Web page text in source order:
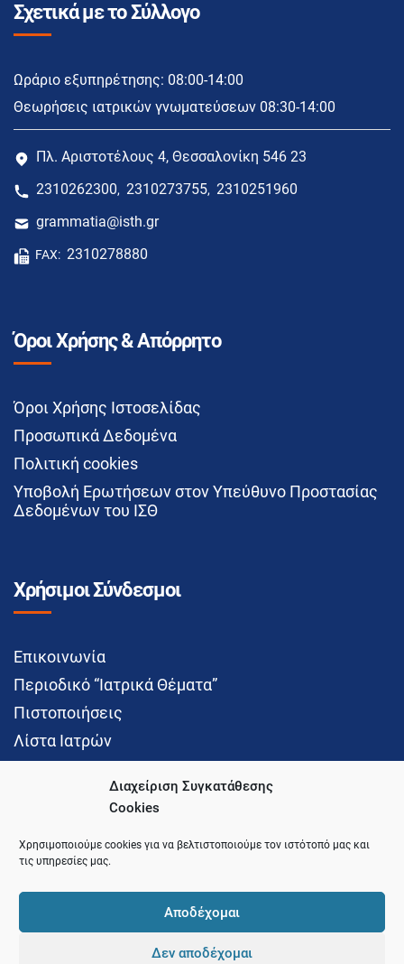
Διαχείριση Συγκατάθεσης
Cookies
Χρησιμοποιούμε cookies για να βελτιστοποιούμε τον ιστότοπό μας και
τις υπηρεσίες μας.
Αποδέχομαι
Δεν αποδέχομαι
Σχετικά με το Σύλλογο
Ωράριο εξυπηρέτησης: 08:00-14:00
Θεωρήσεις ιατρικών γνωματεύσεων 08:30-14:00
Πλ. Αριστοτέλους 4, Θεσσαλονίκη 546 23
2310262300, 2310273755, 2310251960
grammatia@isth.gr
FAX: 2310278880
Όροι Χρήσης & Απόρρητο
Όροι Χρήσης Ιστοσελίδας
Προσωπικά Δεδομένα
Πολιτική cookies
Υποβολή Ερωτήσεων στον Υπεύθυνο Προστασίας
Δεδομένων του ΙΣΘ
Χρήσιμοι Σύνδεσμοι
Επικοινωνία
Περιοδικό “Ιατρικά Θέματα”
Πιστοποιήσεις
Λίστα Ιατρών
Social Media